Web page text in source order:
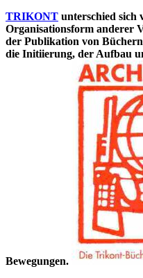
TRIKONT unterschied sich
Organisationsform anderer
der Publikation von
die Initiierung, der Aufbau
Bewegungen.